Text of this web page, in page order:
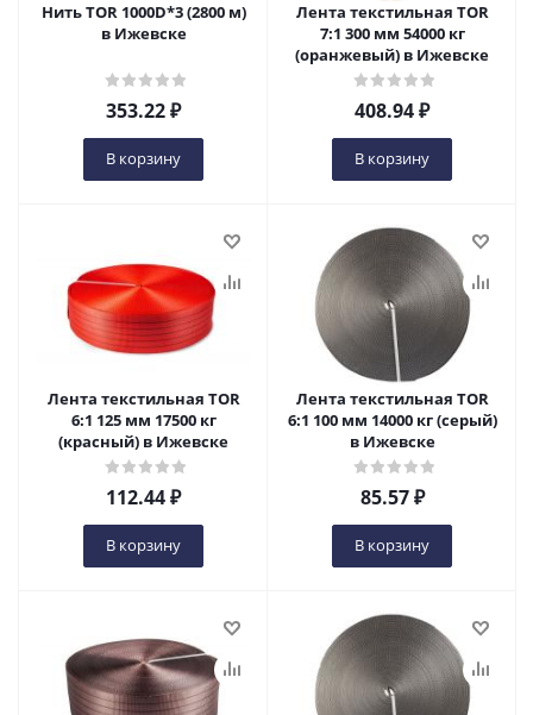
Нить TOR 1000D*3 (2800 м)
в Ижевске
353.22₽
В корзину
Лента текстильная TOR
7:1 300 мм 54000 кг
(оранжевый) в Ижевске
408.94₽
В корзину
Лента текстильная TOR
6:1 125 мм 17500 кг
(красный) в Ижевске
112.44₽
В корзину
Лента текстильная TOR
6:1 100 мм 14000 кг (серый)
в Ижевске
85.57₽
В корзину